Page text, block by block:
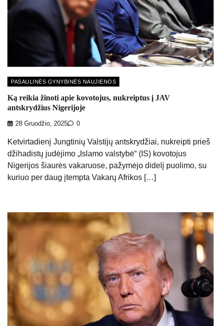
PASAULINĖS GYNYBINĖS NAUJIENOS
Ką reikia žinoti apie kovotojus, nukreiptus į JAV
antskrydžius Nigerijoje
28 Gruodžio, 2025 0
Ketvirtadienį Jungtinių Valstijų antskrydžiai, nukreipti prieš
džihadistų judėjimo „Islamo valstybė“ (IS) kovotojus
Nigerijos šiaurės vakaruose, pažymėjo didelį puolimo, su
kuriuo per daug įtempta Vakarų Afrikos […]